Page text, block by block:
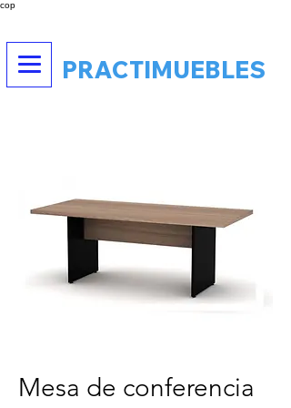
cop
PRACTIMUEBLES
Mesa de conferencia